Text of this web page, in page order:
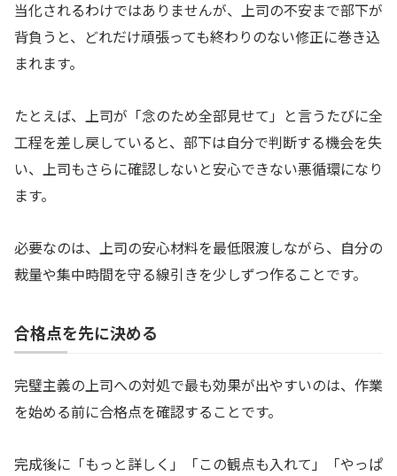
当化されるわけではありませんが、上司の不安まで部下が
背負うと、どれだけ頑張っても終わりのない修正に巻き込
まれます。
たとえば、上司が「念のため全部見せて」と言うたびに全
工程を差し戻していると、部下は自分で判断する機会を失
い、上司もさらに確認しないと安心できない悪循環になり
ます。
必要なのは、上司の安心材料を最低限渡しながら、自分の
裁量や集中時間を守る線引きを少しずつ作ることです。
合格点を先に決める
完璧主義の上司への対処で最も効果が出やすいのは、作業
を始める前に合格点を確認することです。
完成後に「もっと詳しく」「この観点も入れて」「やっぱ